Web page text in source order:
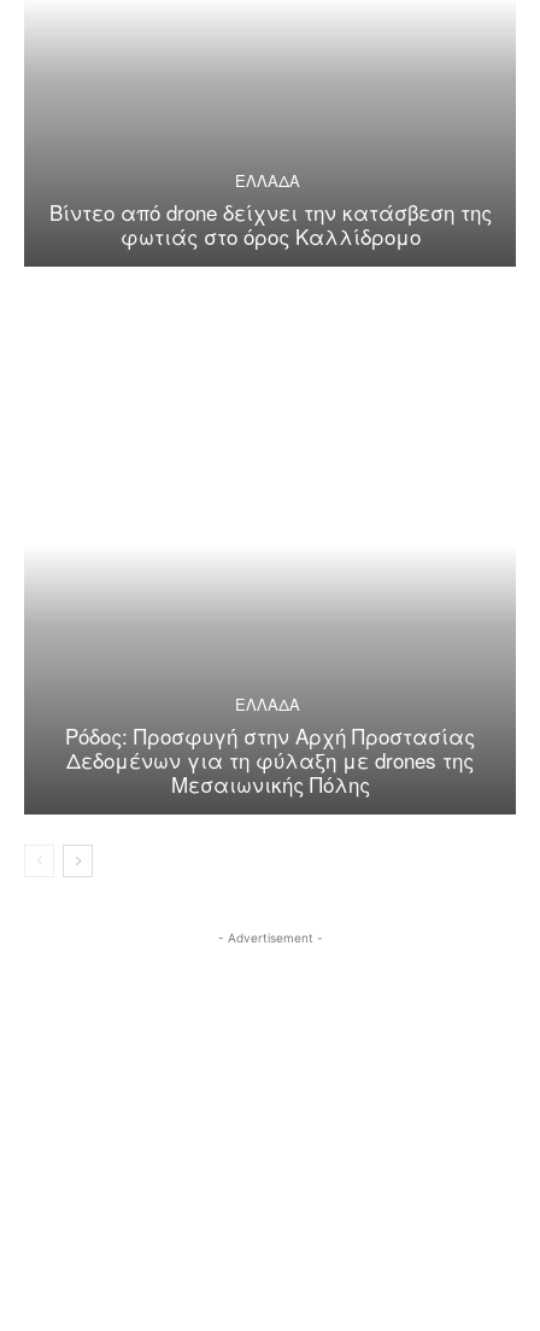
ΕΛΛΑΔΑ
Βίντεο από drone δείχνει την κατάσβεση της
φωτιάς στο όρος Καλλίδρομο
ΕΛΛΑΔΑ
Ρόδος: Προσφυγή στην Αρχή Προστασίας
Δεδομένων για τη φύλαξη με drones της
Μεσαιωνικής Πόλης
- Advertisement -